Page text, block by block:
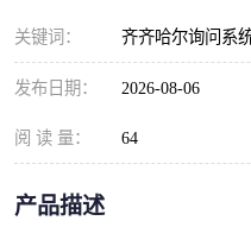
关键词： 齐齐哈尔询问系
发布日期： 2026-08-06
阅 读 量： 64
产品描述